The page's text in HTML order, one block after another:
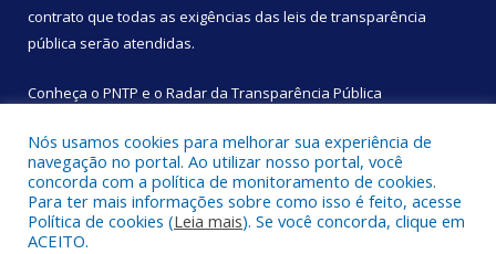
contrato que todas as exigências das leis de transparência
pública serão atendidas.
Conheça o PNTP e o Radar da Transparência Pública
Todos os direitos reservados a Câmara Municipal de São
Sebastião da Boa Vista.
Nós usamos cookies para melhorar sua experiência de
navegação no portal. Ao utilizar nosso portal, você
concorda com a política de monitoramento de cookies.
Para ter mais informações sobre como isso é feito, acesse
Política de cookies (Leia mais). Se você concorda, clique em
ACEITO.